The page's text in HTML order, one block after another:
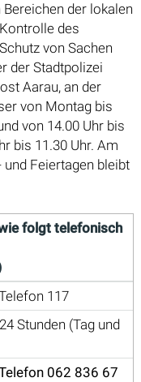
der lokalen
des
von Sachen
der Stadtpolizei
Aarau, an der
von Montag bis
von 14.00 Uhr bis
bis 11.30 Uhr. Am
Feiertagen bleibt
folgt telefonisch
117
Stunden (Tag und
062 836 67